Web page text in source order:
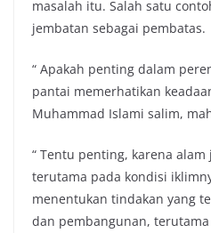
masalah itu. Salah satu
jembatan sebagai pembatas.
“ Apakah penting dalam
pantai memerhatikan
Muhammad Islami salim,
“ Tentu penting, karena
terutama pada kondisi
menentukan tindakan yang
dan pembangunan,